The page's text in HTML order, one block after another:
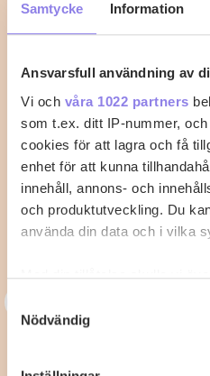
Samtycke Information
Ansvarsfull användning av
Vi och våra 1022 partners
som t.ex. ditt IP-nummer,
cookies för att lagra och få
enhet för att kunna
innehåll, annons- och
och produktutveckling. Du
använda din data och i vilka
Med din tillåtelse skulle vi
som kan ha en
Nödvändig